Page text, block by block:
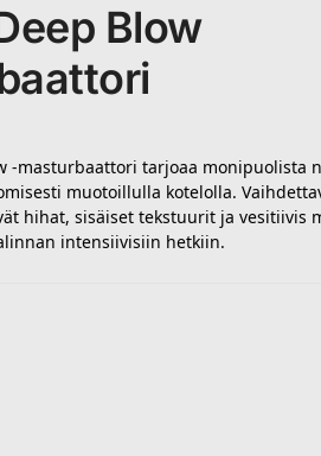
Blow
-masturbaattori tarjoaa monipuolista
muotoillulla kotelolla.
hihat, sisäiset tekstuurit ja vesitiivis
intensiivisiin hetkiin.